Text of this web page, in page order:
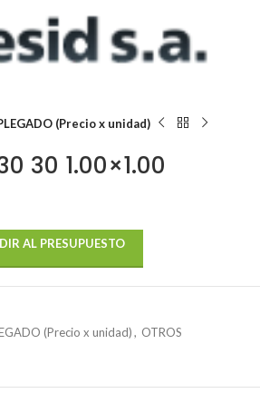
(Precio x unidad)
30 1.00×1.00
AL PRESUPUESTO
(Precio x unidad), OTROS